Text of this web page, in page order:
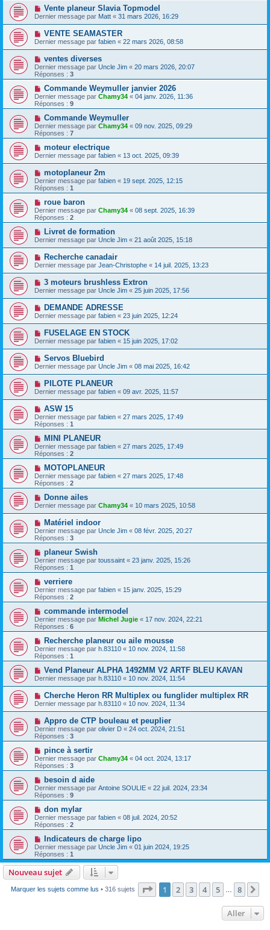
Vente planeur Slavia Topmodel
Dernier message par Matt « 31 mars 2026, 16:29
VENTE SEAMASTER
Dernier message par fabien « 22 mars 2026, 08:58
ventes diverses
Dernier message par Uncle Jim « 20 mars 2026, 20:07
Réponses : 3
Commande Weymuller janvier 2026
Dernier message par Chamy34 « 04 janv. 2026, 11:36
Réponses : 9
Commande Weymuller
Dernier message par Chamy34 « 09 nov. 2025, 09:29
Réponses : 7
moteur electrique
Dernier message par fabien « 13 oct. 2025, 09:39
motoplaneur 2m
Dernier message par fabien « 19 sept. 2025, 12:15
Réponses : 1
roue baron
Dernier message par Chamy34 « 08 sept. 2025, 16:39
Réponses : 2
Livret de formation
Dernier message par Uncle Jim « 21 août 2025, 15:18
Recherche canadair
Dernier message par Jean-Christophe « 14 juil. 2025, 13:23
3 moteurs brushless Extron
Dernier message par Uncle Jim « 25 juin 2025, 17:56
DEMANDE ADRESSE
Dernier message par fabien « 23 juin 2025, 12:24
FUSELAGE EN STOCK
Dernier message par fabien « 15 juin 2025, 17:02
Servos Bluebird
Dernier message par Uncle Jim « 08 mai 2025, 16:42
PILOTE PLANEUR
Dernier message par fabien « 09 avr. 2025, 11:57
ASW 15
Dernier message par fabien « 27 mars 2025, 17:49
Réponses : 1
MINI PLANEUR
Dernier message par fabien « 27 mars 2025, 17:49
Réponses : 2
MOTOPLANEUR
Dernier message par fabien « 27 mars 2025, 17:48
Réponses : 2
Donne ailes
Dernier message par Chamy34 « 10 mars 2025, 10:58
Matériel indoor
Dernier message par Uncle Jim « 08 févr. 2025, 20:27
Réponses : 3
planeur Swish
Dernier message par toussaint « 23 janv. 2025, 15:26
Réponses : 1
verriere
Dernier message par fabien « 15 janv. 2025, 15:29
Réponses : 2
commande intermodel
Dernier message par Michel Jugie « 17 nov. 2024, 22:21
Réponses : 6
Recherche planeur ou aile mousse
Dernier message par h.83110 « 10 nov. 2024, 11:58
Réponses : 1
Vend Planeur ALPHA 1492MM V2 ARTF BLEU KAVAN
Dernier message par h.83110 « 10 nov. 2024, 11:54
Cherche Heron RR Multiplex ou funglider multiplex RR
Dernier message par h.83110 « 10 nov. 2024, 11:34
Appro de CTP bouleau et peuplier
Dernier message par olivier D « 24 oct. 2024, 21:51
Réponses : 3
pince à sertir
Dernier message par Chamy34 « 04 oct. 2024, 13:17
Réponses : 3
besoin d aide
Dernier message par Antoine SOULIE « 22 juil. 2024, 23:34
Réponses : 9
don mylar
Dernier message par fabien « 08 juil. 2024, 20:52
Réponses : 2
Indicateurs de charge lipo
Dernier message par Uncle Jim « 01 juin 2024, 19:25
Réponses : 1
Nouveau sujet
Marquer les sujets comme lus • 316 sujets Page 1sur8
1 2 3 4 5 8
Aller